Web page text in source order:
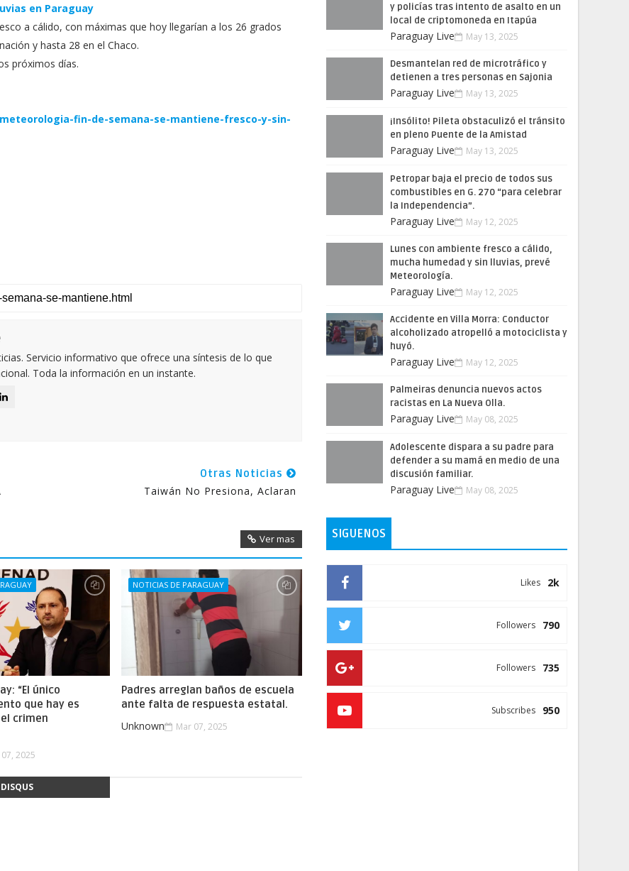
en Paraguay
a cálido, con máximas que hoy llegarían a los 26 grados
y hasta 28 en el Chaco.
próximos días.
fin-de-semana-se-mantiene-fresco-y-sin-
Servicio informativo que ofrece una síntesis de lo que
Toda la información en un instante.
Otras Noticias
Taiwán No Presiona, Aclaran
Ver mas
“El único
que hay es
crimen
2025
NOTICIAS DE PARAGUAY
Padres arreglan baños de escuela
ante falta de respuesta estatal.
Unknown Mar 07, 2025
DISQUS
y policías tras intento de asalto en un
local de criptomoneda en Itapúa
Paraguay Live May 13, 2025
Desmantelan red de microtráfico y
detienen a tres personas en Sajonia
Paraguay Live May 13, 2025
¡Insólito! Pileta obstaculizó el tránsito
en pleno Puente de la Amistad
Paraguay Live May 13, 2025
Petropar baja el precio de todos sus
combustibles en G. 270 “para celebrar
la Independencia”.
Paraguay Live May 12, 2025
Lunes con ambiente fresco a cálido,
mucha humedad y sin lluvias, prevé
Meteorología.
Paraguay Live May 12, 2025
Accidente en Villa Morra: Conductor
alcoholizado atropelló a motociclista y
huyó.
Paraguay Live May 12, 2025
Palmeiras denuncia nuevos actos
racistas en La Nueva Olla.
Paraguay Live May 08, 2025
Adolescente dispara a su padre para
defender a su mamá en medio de una
discusión familiar.
Paraguay Live May 08, 2025
SIGUENOS
2k
Likes
790
Followers
735
Followers
950
Subscribes